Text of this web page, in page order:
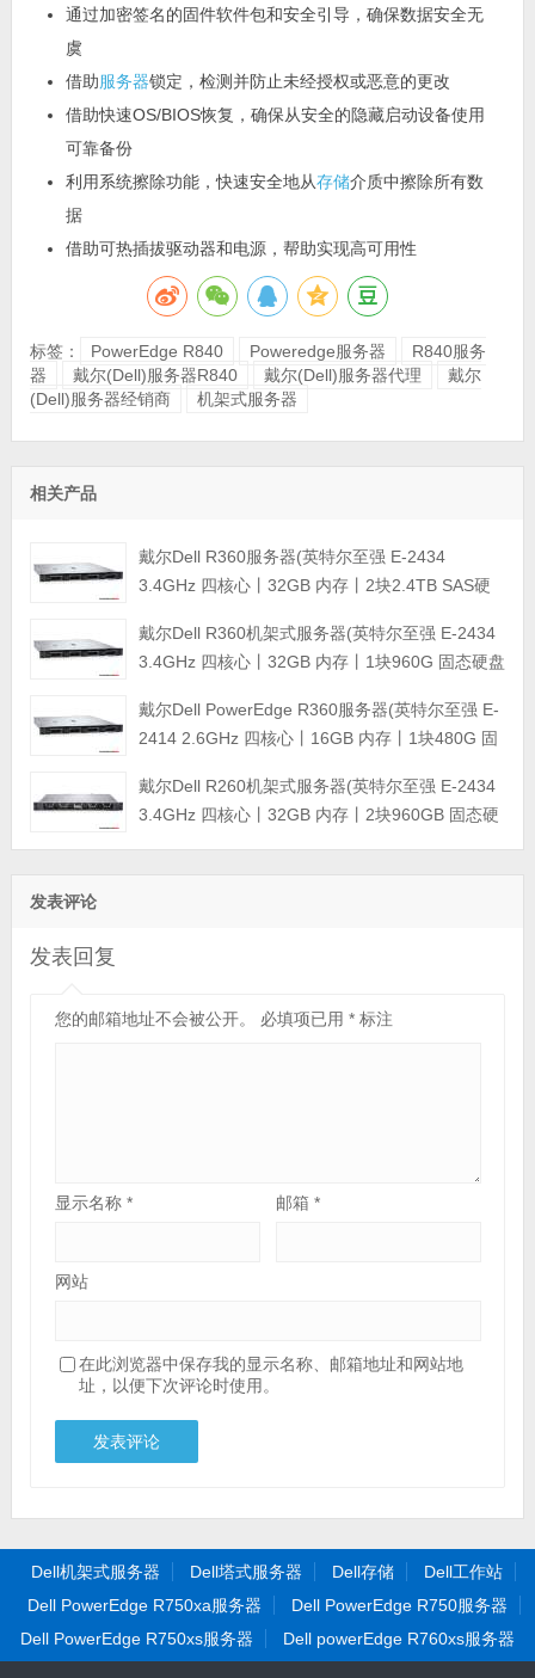
通过加密签名的固件软件包和安全引导，确保数据安全无
虞
借助服务器锁定，检测并防止未经授权或恶意的更改
借助快速OS/BIOS恢复，确保从安全的隐藏启动设备使用
可靠备份
利用系统擦除功能，快速安全地从存储介质中擦除所有数
据
借助可热插拔驱动器和电源，帮助实现高可用性
标签： PowerEdge R840 Poweredge服务器
R840服务
器
戴尔(Dell)服务器R840 戴尔(Dell)服务器代理
戴尔
(Dell)服务器经销商
机架式服务器
相关产品
戴尔Dell R360服务器(英特尔至强 E-2434
3.4GHz 四核心丨32GB 内存丨2块2.4TB SAS硬
戴尔Dell R360机架式服务器(英特尔至强 E-2434
3.4GHz 四核心丨32GB 内存丨1块960G 固态硬盘
修)
戴尔Dell PowerEdge R360服务器(英特尔至强 E-
2414 2.6GHz 四核心丨16GB 内存丨1块480G 固
三年保修)
戴尔Dell R260机架式服务器(英特尔至强 E-2434
3.4GHz 四核心丨32GB 内存丨2块960GB 固态硬
发表评论
发表回复
您的邮箱地址不会被公开。 必填项已用 *标注
显示名称 * 邮箱*
网站
在此浏览器中保存我的显示名称、邮箱地址和网站地
址，以便下次评论时使用。
Dell机架式服务器 Dell塔式服务器 Dell存储
Dell工作站
Dell PowerEdge R750xa服务器
Dell PowerEdge R750服务器
Dell PowerEdge R750xs服务器
Dell powerEdge R760xs服务器